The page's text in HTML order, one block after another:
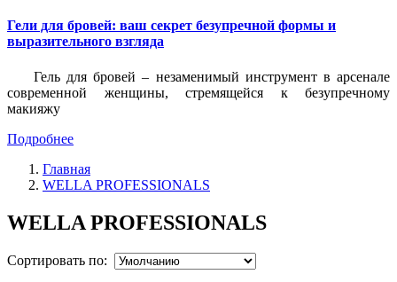
Гели для бровей: ваш секрет безупречной формы и
выразительного взгляда
Гель для бровей – незаменимый инструмент в арсенале
современной женщины, стремящейся к безупречному
макияжу
Подробнее
Главная
WELLA PROFESSIONALS
WELLA PROFESSIONALS
Сортировать по: